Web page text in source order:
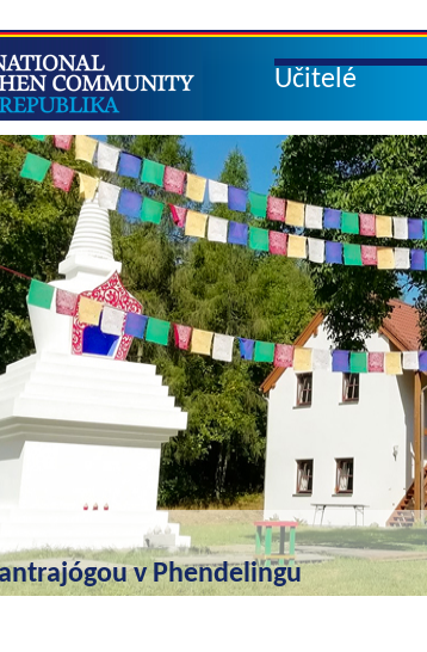
Učitelé
v Phendelingu